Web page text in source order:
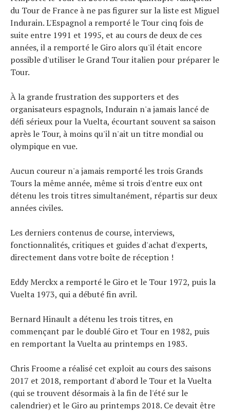
du Tour de France à ne pas figurer sur la liste est Miguel
Indurain. L'Espagnol a remporté le Tour cinq fois de
suite entre 1991 et 1995, et au cours de deux de ces
années, il a remporté le Giro alors qu'il était encore
possible d'utiliser le Grand Tour italien pour préparer le
Tour.
À la grande frustration des supporters et des
organisateurs espagnols, Indurain n'a jamais lancé de
défi sérieux pour la Vuelta, écourtant souvent sa saison
après le Tour, à moins qu'il n'ait un titre mondial ou
olympique en vue.
Aucun coureur n'a jamais remporté les trois Grands
Tours la même année, même si trois d'entre eux ont
détenu les trois titres simultanément, répartis sur deux
années civiles.
Les derniers contenus de course, interviews,
fonctionnalités, critiques et guides d'achat d'experts,
directement dans votre boîte de réception !
Eddy Merckx a remporté le Giro et le Tour 1972, puis la
Vuelta 1973, qui a débuté fin avril.
Bernard Hinault a détenu les trois titres, en
commençant par le doublé Giro et Tour en 1982, puis
en remportant la Vuelta au printemps en 1983.
Chris Froome a réalisé cet exploit au cours des saisons
2017 et 2018, remportant d'abord le Tour et la Vuelta
(qui se trouvent désormais à la fin de l'été sur le
calendrier) et le Giro au printemps 2018. Ce devait être